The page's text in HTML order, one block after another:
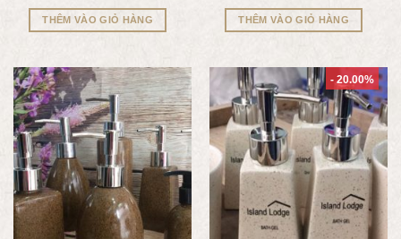
THÊM VÀO GIỎ HÀNG THÊM VÀO GIỎ HÀNG
- 20.00%